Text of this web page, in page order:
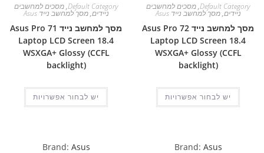
Default Category
,מסכים למחשבים
ניידים,מסך למחשב נייד Asus
מסך למחשב נייד Asus Pro 72
Laptop LCD Screen 18.4
WSXGA+ Glossy (CCFL
backlight)
יש לבחור אפשרויות
Default Category
,מסכים למחשבים
ניידים,מסך למחשב נייד Asus
מסך למחשב נייד Asus Pro 71
Laptop LCD Screen 18.4
WSXGA+ Glossy (CCFL
backlight)
יש לבחור אפשרויות
Brand: Asus
Brand: Asus